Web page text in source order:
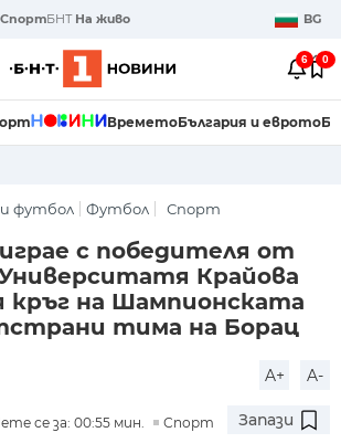
СпортБНТ На живо BG
6 0
ВреметоБългария и еврото
футбол Футбол Спорт
с победителя от
Крайова
кръг на Шампионската
тима на Борац
A+ A-
се за: 00:55 мин. Спорт Запази